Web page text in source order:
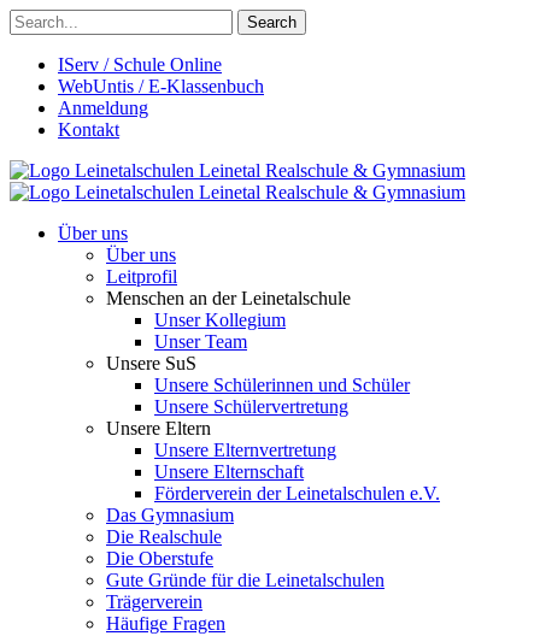
Search
IServ / Schule Online
WebUntis / E-Klassenbuch
Anmeldung
Kontakt
Leinetalschulen Leinetal Realschule & Gymnasium
Leinetalschulen Leinetal Realschule & Gymnasium
Über uns
Über uns
Leitprofil
Menschen an der Leinetalschule
Unser Kollegium
Unser Team
Unsere SuS
Unsere Schülerinnen und Schüler
Unsere Schülervertretung
Unsere Eltern
Unsere Elternvertretung
Unsere Elternschaft
Förderverein der Leinetalschulen e.V.
Das Gymnasium
Die Realschule
Die Oberstufe
Gute Gründe für die Leinetalschulen
Trägerverein
Häufige Fragen